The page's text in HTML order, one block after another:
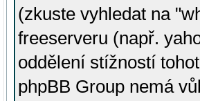
(zkuste vyhledat na
freeserveru (např.
oddělení stížností
phpBB Group nemá